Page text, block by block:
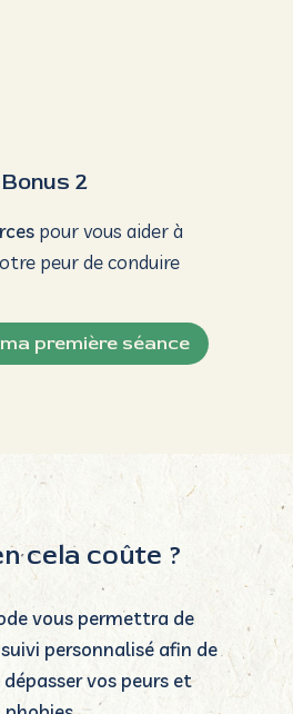
phobies.
90 € la séance
rendez-vous